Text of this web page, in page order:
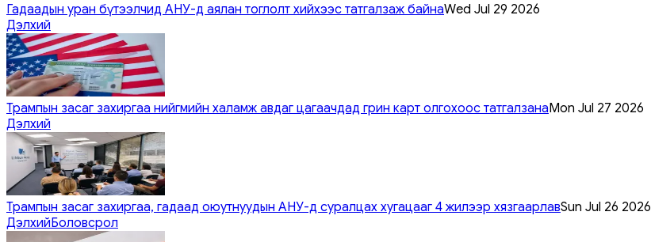
Гадаадын уран бүтээлчид АНУ-д аялан тоглолт хийхээс татгалзаж байнаWed Jul 29 2026
Дэлхий
Трампын засаг захиргаа нийгмийн халамж авдаг цагаачдад грин карт олгохоос татгалзанаMon Jul 27 2026
Дэлхий
Трампын засаг захиргаа, гадаад оюутнуудын АНУ-д суралцах хугацааг 4 жилээр хязгаарлавSun Jul 26 2026
ДэлхийБоловсрол